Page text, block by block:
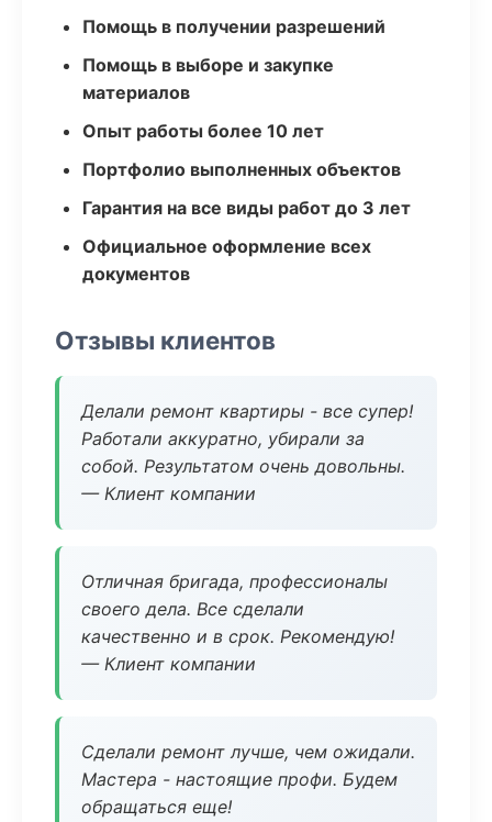
Помощь в получении разрешений
Помощь в выборе и закупке
материалов
Опыт работы более 10 лет
Портфолио выполненных объектов
Гарантия на все виды работ до 3 лет
Официальное оформление всех
документов
Отзывы клиентов
Делали ремонт квартиры - все супер!
Работали аккуратно, убирали за
собой. Результатом очень довольны.
— Клиент компании
Отличная бригада, профессионалы
своего дела. Все сделали
качественно и в срок. Рекомендую!
— Клиент компании
Сделали ремонт лучше, чем ожидали.
Мастера - настоящие профи. Будем
обращаться еще!